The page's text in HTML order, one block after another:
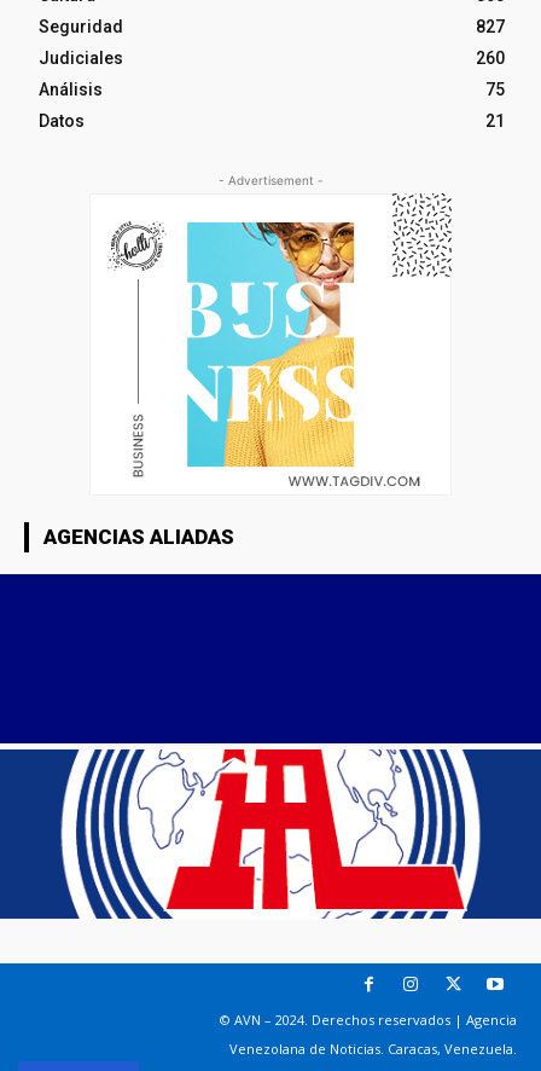
Seguridad
827
Judiciales
260
Análisis
75
Datos
21
- Advertisement -
AGENCIAS ALIADAS
© AVN – 2024. Derechos reservados | Agencia
Venezolana de Noticias. Caracas, Venezuela.